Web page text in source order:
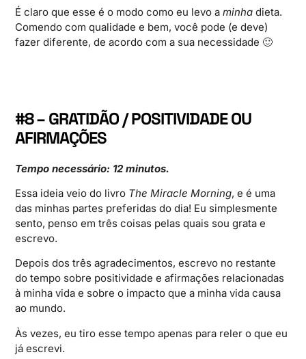
É claro que esse é o modo como eu levo aminha dieta.
Comendo com qualidade e bem, você pode (e deve)
fazer diferente, de acordo com a sua necessidade 🙂
#8 – GRATIDÃO / POSITIVIDADE OU
AFIRMAÇÕES
Tempo necessário: 12 minutos.
Essa ideia veio do livro The Miracle Morning, e é uma
das minhas partes preferidas do dia! Eu simplesmente
sento, penso em três coisas pelas quais sou grata e
escrevo.
Depois dos três agradecimentos, escrevo no restante
do tempo sobre positividade e afirmações relacionadas
à minha vida e sobre o impacto que a minha vida causa
ao mundo.
Às vezes, eu tiro esse tempo apenas para reler o que eu
já escrevi.